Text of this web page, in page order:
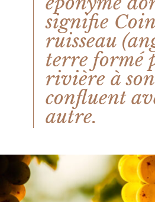
signifie
ruisseau
terre formé
rivière à son
confluent
autre.